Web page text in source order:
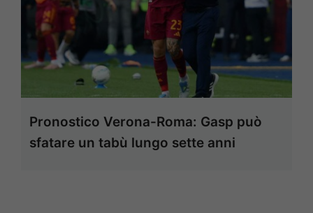
Pronostico Verona-Roma: Gasp può
sfatare un tabù lungo sette anni